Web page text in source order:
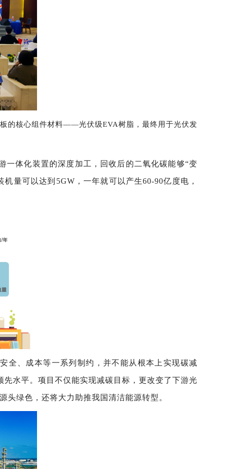
的核心组件材料——光伏级EVA树脂，最终用于光伏发
一体化装置的深度加工，回收后的二氧化碳能够“变
量可以达到5GW，一年就可以产生60-90亿度电，
全、成本等一系列制约，并不能从根本上实现碳减
先水平。项目不仅能实现减碳目标，更改变了下游光
绿色，还将大力助推我国清洁能源转型。